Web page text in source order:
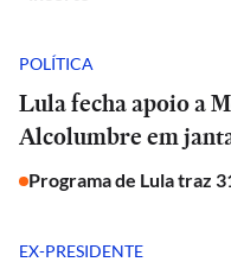
POLÍTICA
Lula fecha apoio a
Alcolumbre em
Programa de Lula traz
EX-PRESIDENTE